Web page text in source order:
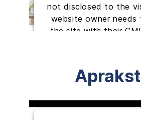
not disclosed to the
website owner needs
the site with their
Powered by
Management